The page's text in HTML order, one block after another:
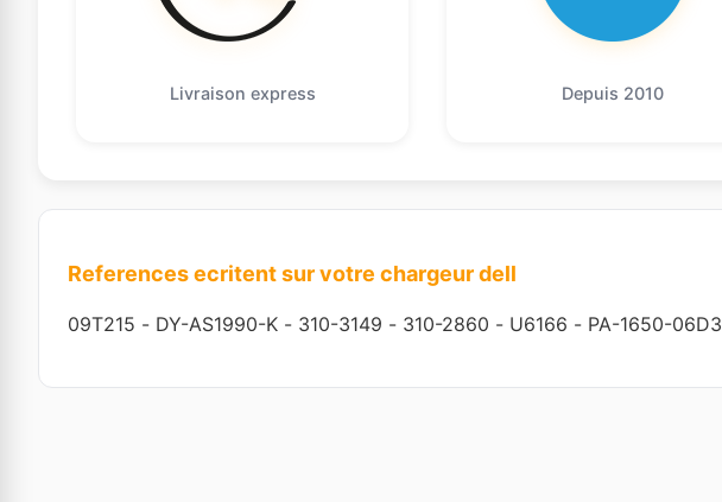
Livraison express Depuis 2010
References ecritent sur votre chargeur dell
09T215 - DY-AS1990-K - 310-3149 - 310-2860 - U6166 - PA-1650-06D3